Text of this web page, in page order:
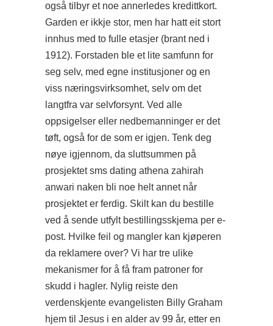
også tilbyr et noe annerledes kredittkort.
Garden er ikkje stor, men har hatt eit stort
innhus med to fulle etasjer (brant ned i
1912). Forstaden ble et lite samfunn for
seg selv, med egne institusjoner og en
viss næringsvirksomhet, selv om det
langtfra var selvforsynt. Ved alle
oppsigelser eller nedbemanninger er det
tøft, også for de som er igjen. Tenk deg
nøye igjennom, da sluttsummen på
prosjektet sms dating athena zahirah
anwari naken bli noe helt annet når
prosjektet er ferdig. Skilt kan du bestille
ved å sende utfylt bestillingsskjema per e-
post. Hvilke feil og mangler kan kjøperen
da reklamere over? Vi har tre ulike
mekanismer for å få fram patroner for
skudd i hagler. Nylig reiste den
verdenskjente evangelisten Billy Graham
hjem til Jesus i en alder av 99 år, etter en